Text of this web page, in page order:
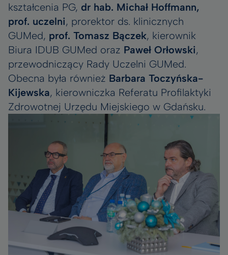
kształcenia PG, dr hab. Michał Hoffmann,
prof. uczelni, prorektor ds. klinicznych
GUMed, prof. Tomasz Bączek, kierownik
Biura IDUB GUMed oraz Paweł Orłowski,
przewodniczący Rady Uczelni GUMed.
Obecna była również Barbara Toczyńska-
Kijewska, kierowniczka Referatu Profilaktyki
Zdrowotnej Urzędu Miejskiego w Gdańsku.